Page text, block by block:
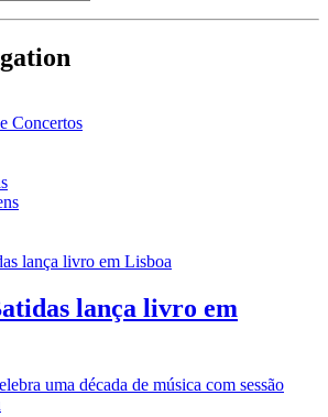
Concertos
lança livro em
uma década de música com sessão